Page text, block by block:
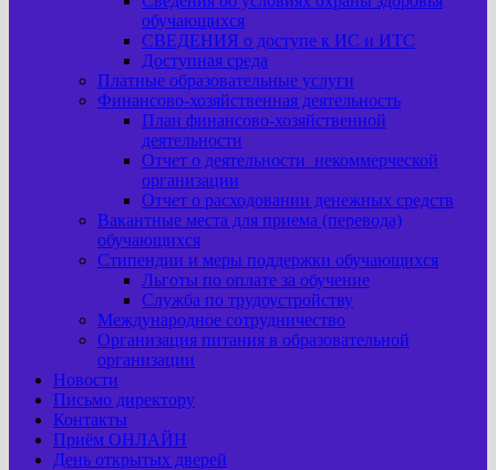
обучающихся
СВЕДЕНИЯ о доступе к ИС и ИТС
Доступная среда
Платные образовательные услуги
Финансово-хозяйственная деятельность
План финансово-хозяйственной
деятельности
Отчет о деятельности некоммерческой
организации
Отчет о расходовании денежных средств
Вакантные места для приема (перевода)
обучающихся
Стипендии и меры поддержки обучающихся
Льготы по оплате за обучение
Служба по трудоустройству
Международное сотрудничество
Организация питания в образовательной
организации
Новости
Письмо директору
Контакты
Приём ОНЛАЙН
День открытых дверей